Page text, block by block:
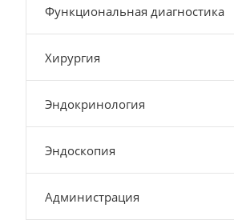
Функциональная диагностика
Хирургия
Эндокринология
Эндоскопия
Администрация